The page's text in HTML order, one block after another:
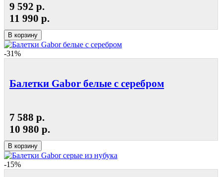
9 592 р.
11 990 р.
В корзину
-31%
Балетки Gabor белые с серебром
7 588 р.
10 980 р.
В корзину
-15%